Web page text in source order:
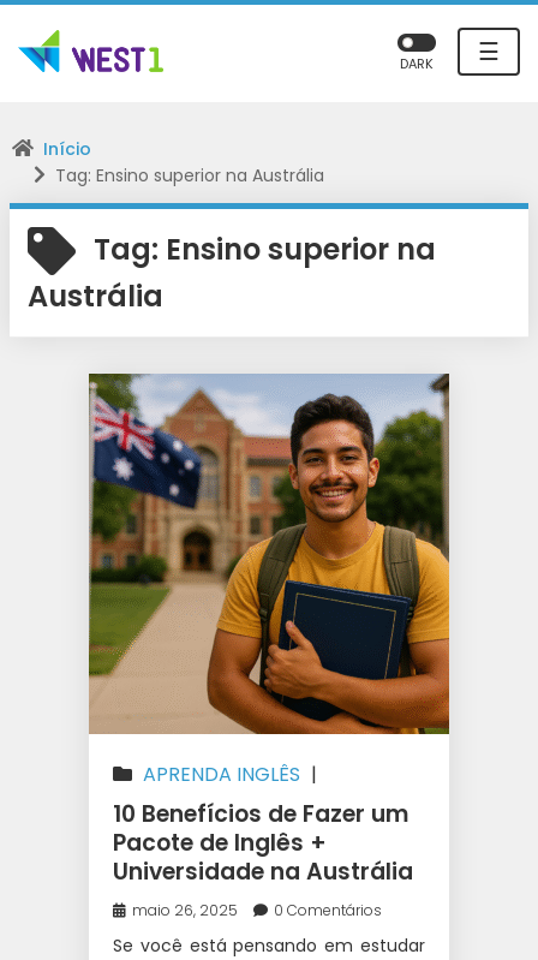
☰
DARK
Início
Tag: Ensino superior na Austrália
Tag: Ensino superior na
Austrália
APRENDA INGLÊS |
AUSTRÁLIA |CURSO SUPERIOR
NA AUSTRÁLIA |ESTUDAR NA
AUSTRÁLIA |INTERCÂMBIO |
UNIVERSIDADE NA AUSTRÁLIA
10 Benefícios de Fazer um
Pacote de Inglês +
Universidade na Austrália
maio 26, 2025 0 Comentários
Se você está pensando em estudar